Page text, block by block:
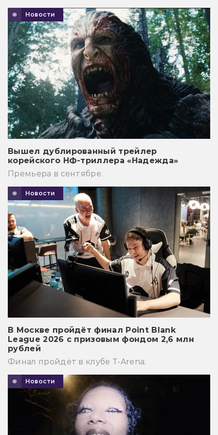
Новости
Вышел дублированный трейлер
корейского НФ-триллера «Надежда»
Премьера в сентябре.
Новости
В Москве пройдёт финал Point Blank
League 2026 с призовым фондом 2,6 млн
рублей
Финал пройдёт в клубе T-Arena.
Новости